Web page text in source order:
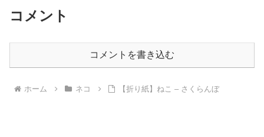
コメント
コメントを書き込む
ホーム ネコ 【折り紙】ねこ – さくらんぼ